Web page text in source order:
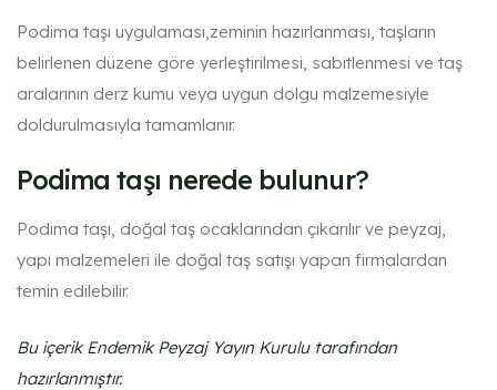
Podima taşı uygulaması,zeminin hazırlanması, taşların
belirlenen düzene göre yerleştirilmesi, sabitlenmesi ve taş
aralarının derz kumu veya uygun dolgu malzemesiyle
doldurulmasıyla tamamlanır.
Podima taşı nerede bulunur​?
Podima taşı, doğal taş ocaklarından çıkarılır ve peyzaj,
yapı malzemeleri ile doğal taş satışı yapan firmalardan
temin edilebilir.
Bu içerik Endemik Peyzaj Yayın Kurulu tarafından
hazırlanmıştır.